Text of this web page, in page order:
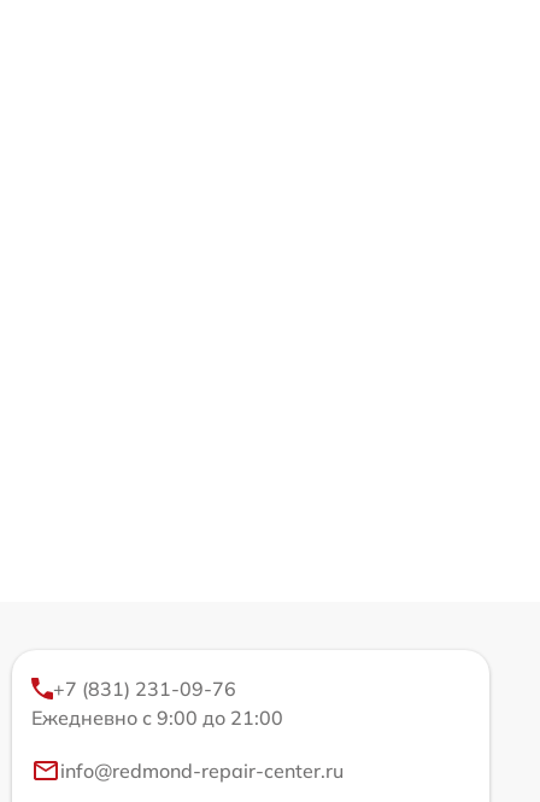
+7 (831) 231-09-76
Ежедневно с 9:00 до 21:00
info@redmond-repair-center.ru